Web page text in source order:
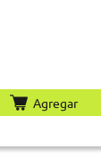
Agregar